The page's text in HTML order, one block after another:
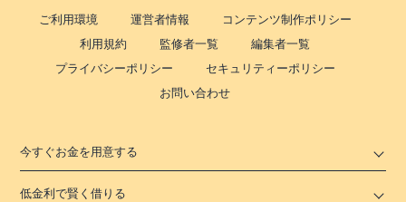
ご利用環境 運営者情報
コンテンツ制作ポリシー
利用規約
監修者一覧
編集者一覧
プライバシーポリシー
セキュリティーポリシー
お問い合わせ
今すぐお金を用意する
低金利で賢く借りる